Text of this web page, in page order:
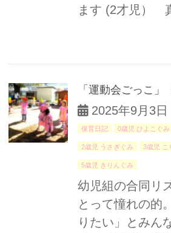
ます (2才児
「運動会ごっこ」
2025年9月3日
保育日記 0歳児 ひよこぐみ
2歳児 うさぎぐみ 3歳児 こ
5歳児 きりんぐみ
幼児組の合同リ
とって憧れの的
りたい」とみん